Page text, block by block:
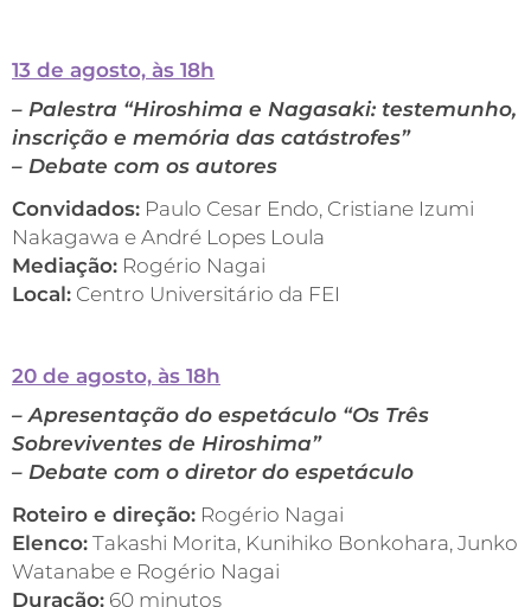
13 de agosto, às 18h
– Palestra “Hiroshima e Nagasaki: testemunho,
inscrição e memória das catástrofes”
– Debate com os autores
Convidados: Paulo Cesar Endo, Cristiane Izumi
Nakagawa e André Lopes Loula
Mediação: Rogério Nagai
Local: Centro Universitário da FEI
20 de agosto, às 18h
– Apresentação do espetáculo “Os Três
Sobreviventes de Hiroshima”
– Debate com o diretor do espetáculo
Roteiro e direção: Rogério Nagai
Elenco: Takashi Morita, Kunihiko Bonkohara, Junko
Watanabe e Rogério Nagai
Duração: 60 minutos